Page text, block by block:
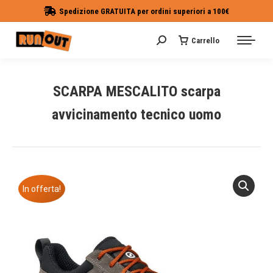
Spedizione GRATUITA per ordini superiori a 100€
Cerca: Carrello
SCARPA MESCALITO scarpa
avvicinamento tecnico uomo
In offerta!